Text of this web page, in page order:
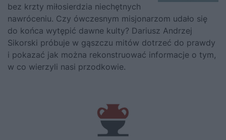
bez krzty miłosierdzia niechętnych
nawróceniu. Czy ówczesnym misjonarzom udało się
do końca wytępić dawne kulty? Dariusz Andrzej
Sikorski próbuje w gąszczu mitów dotrzeć do prawdy
i pokazać jak można rekonstruować informacje o tym,
w co wierzyli nasi przodkowie.